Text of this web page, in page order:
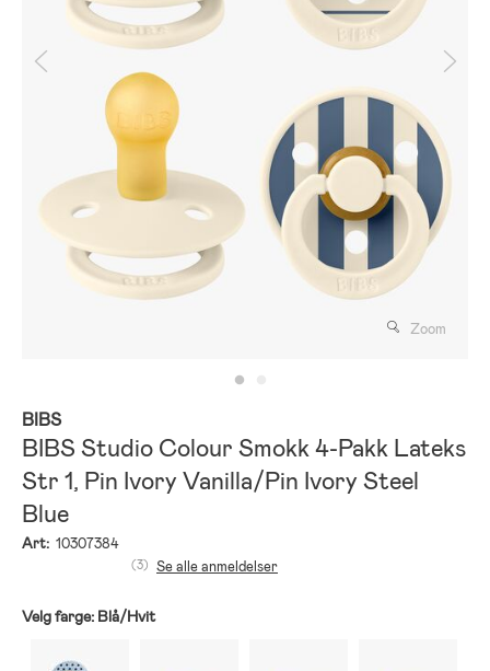
Zoom
BIBS
BIBS Studio Colour Smokk 4-Pakk Lateks
Str 1, Pin Ivory Vanilla/Pin Ivory Steel
Blue
Art: 10307384
(3) Se alle anmeldelser
Velg farge: Blå/Hvit